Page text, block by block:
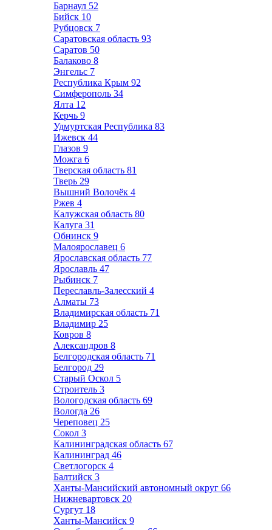
Барнаул 52
Бийск 10
Рубцовск 7
Саратовская область 93
Саратов 50
Балаково 8
Энгельс 7
Республика Крым 92
Симферополь 34
Ялта 12
Керчь 9
Удмуртская Республика 83
Ижевск 44
Глазов 9
Можга 6
Тверская область 81
Тверь 29
Вышний Волочёк 4
Ржев 4
Калужская область 80
Калуга 31
Обнинск 9
Малоярославец 6
Ярославская область 77
Ярославль 47
Рыбинск 7
Переславль-Залесский 4
Алматы 73
Владимирская область 71
Владимир 25
Ковров 8
Александров 8
Белгородская область 71
Белгород 29
Старый Оскол 5
Строитель 3
Вологодская область 69
Вологда 26
Череповец 25
Сокол 3
Калининградская область 67
Калининград 46
Светлогорск 4
Балтийск 3
Ханты-Мансийский автономный округ 66
Нижневартовск 20
Сургут 18
Ханты-Мансийск 9